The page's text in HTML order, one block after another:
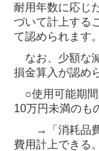
耐用年数に応じ
づいて計上する
て認められます。
なお、少額な
損金算入が認め
○使用可能期間
10万円未満のも
→「消耗品費
費用計上できる。